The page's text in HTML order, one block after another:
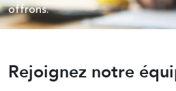
offrons.
Rejoignez notre